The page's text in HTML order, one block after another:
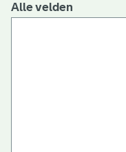
Alle velden